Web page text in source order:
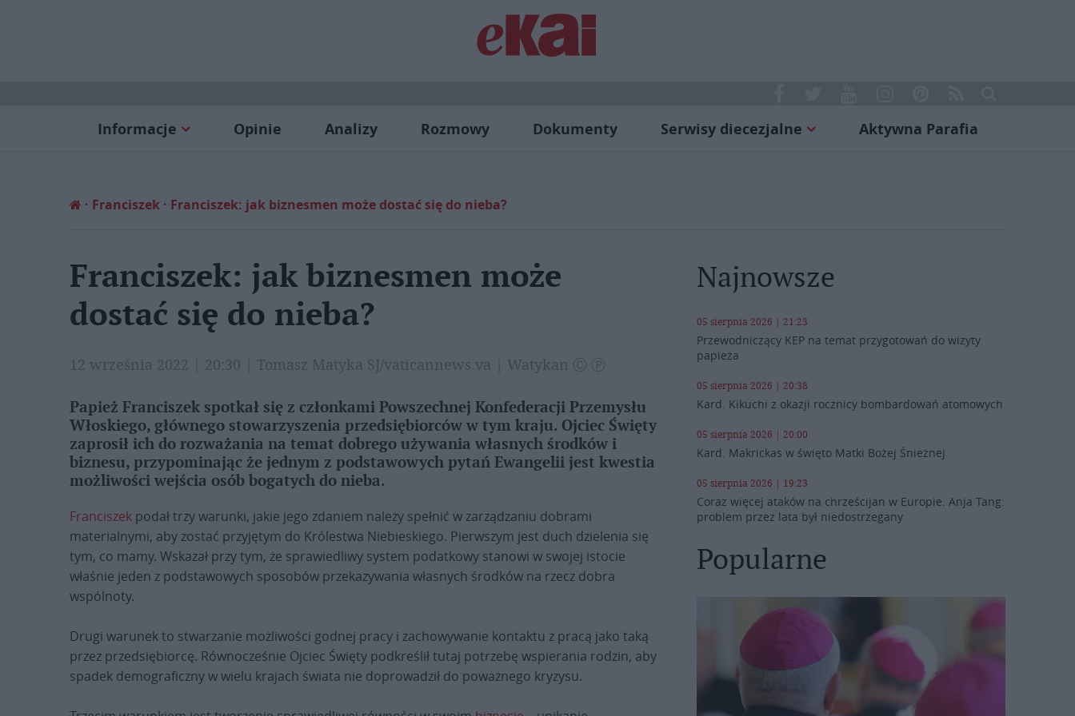
Informacje Opinie Analizy Rozmowy Dokumenty Serwisy diecezjalne Aktywna Parafia
Franciszek Franciszek: jak biznesmen może dostać się do nieba?
Franciszek: jak biznesmen może
dostać się do nieba?
12 września 2022 | 20:30 | Tomasz Matyka SJ/vaticannews.va | Watykan Ⓒ Ⓟ
Papież Franciszek spotkał się z członkami Powszechnej Konfederacji Przemysłu
Włoskiego, głównego stowarzyszenia przedsiębiorców w tym kraju. Ojciec Święty
zaprosił ich do rozważania na temat dobrego używania własnych środków i
biznesu, przypominając że jednym z podstawowych pytań Ewangelii jest kwestia
możliwości wejścia osób bogatych do nieba.
Franciszek podał trzy warunki, jakie jego zdaniem należy spełnić w zarządzaniu dobrami
materialnymi, aby zostać przyjętym do Królestwa Niebieskiego. Pierwszym jest duch dzielenia się
tym, co mamy. Wskazał przy tym, że sprawiedliwy system podatkowy stanowi w swojej istocie
właśnie jeden z podstawowych sposobów przekazywania własnych środków na rzecz dobra
wspólnoty.
Drugi warunek to stwarzanie możliwości godnej pracy i zachowywanie kontaktu z pracą jako taką
przez przedsiębiorcę. Równocześnie Ojciec Święty podkreślił tutaj potrzebę wspierania rodzin, aby
spadek demograficzny w wielu krajach świata nie doprowadził do poważnego kryzysu.
Najnowsze
05 sierpnia 2026 | 21:23
Przewodniczący KEP na temat przygotowań do wizyty
papieża
05 sierpnia 2026 | 20:38
Kard. Kikuchi z okazji rocznicy bombardowań atomowych
05 sierpnia 2026 | 20:00
Kard. Makrickas w święto Matki Bożej Śnieżnej
05 sierpnia 2026 | 19:23
Coraz więcej ataków na chrześcijan w Europie. Anja Tang:
problem przez lata był niedostrzegany
Popularne